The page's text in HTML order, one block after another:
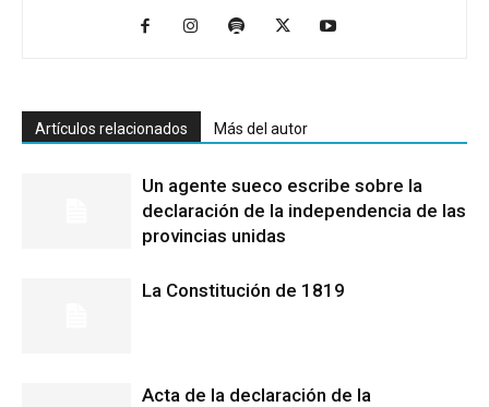
Artículos relacionados Más del autor
Un agente sueco escribe sobre la
declaración de la independencia de las
provincias unidas
La Constitución de 1819
Acta de la declaración de la